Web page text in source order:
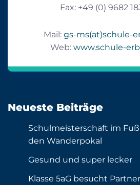
Fax: +49 (0) 9682
Mail: gs-ms(at)schule-
Web: www.schule-
Neueste Beiträge
Schulmeisterschaft im
den Wanderpokal
Gesund und super lecker
Klasse 5aG besucht